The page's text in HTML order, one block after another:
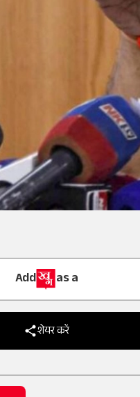
Trusted Source on
शेयर करें